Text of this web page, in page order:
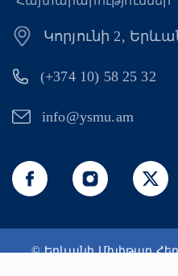
Կորյունի 2,
(+374 10) 58 25 32
info@ysmu.am
© Երևանի Մխիթար